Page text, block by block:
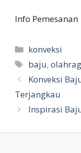
Info Pemesanan
Kategori
konveksi
Tag
baju,
Konveksi
Terjangkau
Inspirasi